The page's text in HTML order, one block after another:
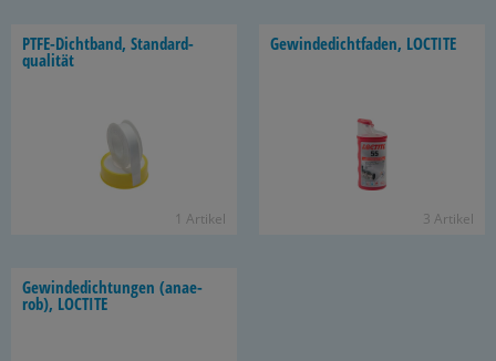
PTFE-​Dichtband, Stan­dard­
qua­li­tät
1 Ar­ti­kel
Ge­win­de­dicht­fa­den, LOC­TI­TE
3 Ar­ti­kel
Ge­win­de­dich­tun­gen (an­ae­
rob), LOC­TI­TE